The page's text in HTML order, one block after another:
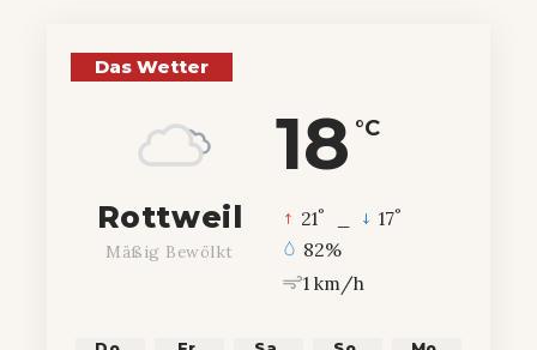
Das Wetter
18 °C
Rottweil
Mäßig Bewölkt
21° 17°
82%
1 km/h